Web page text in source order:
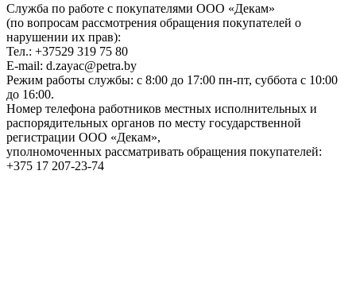
Служба по работе с покупателями ООО «Декам»
(по вопросам рассмотрения обращения покупателей о
нарушении их прав):
Тел.: +37529 319 75 80
E-mail: d.zayac@petra.by
Режим работы службы: с 8:00 до 17:00 пн-пт, суббота с 10:00
до 16:00.
Номер телефона работников местных исполнительных и
распорядительных органов по месту государственной
регистрации ООО «Декам»,
уполномоченных рассматривать обращения покупателей:
+375 17 207-23-74